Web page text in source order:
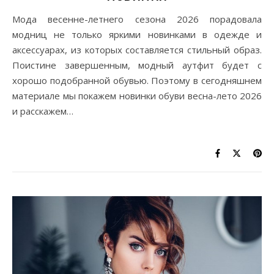
Мода весенне-летнего сезона 2026 порадовала
модниц не только яркими новинками в одежде и
аксессуарах, из которых составляется стильный образ.
Поистине завершенным, модный аутфит будет с
хорошо подобранной обувью. Поэтому в сегодняшнем
материале мы покажем новинки обуви весна-лето 2026
и расскажем…